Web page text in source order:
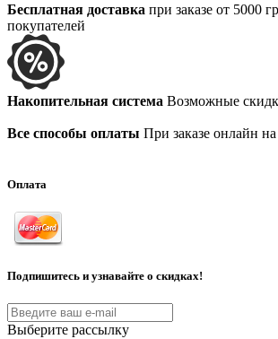
Бесплатная доставка при заказе от 5000
покупателей
Накопительная система Возможные
Все способы оплаты При заказе онлайн на
Оплата
Подпишитесь и узнавайте о скидках!
Выберите рассылку